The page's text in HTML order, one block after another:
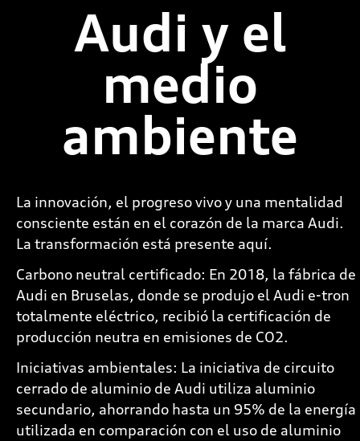
Audi y el
medio
ambiente
La innovación, el progreso vivo y una mentalidad
consciente están en el corazón de la marca Audi.
La transformación está presente aquí.
Carbono neutral certificado: En 2018, la fábrica de
Audi en Bruselas, donde se produjo el Audi e-tron
totalmente eléctrico, recibió la certificación de
producción neutra en emisiones de CO2.
Iniciativas ambientales: La iniciativa de circuito
cerrado de aluminio de Audi utiliza aluminio
secundario, ahorrando hasta un 95% de la energía
utilizada en comparación con el uso de aluminio